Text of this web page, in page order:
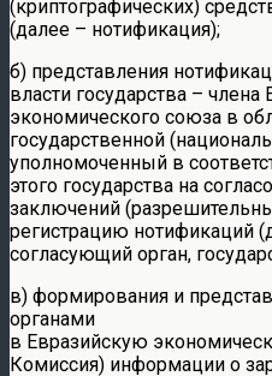
(криптографических)
(далее – нотификация);
б) представления
власти государства – члена
экономического союза в
государственной
уполномоченный в
этого государства на
заключений
регистрацию нотификаций
согласующий орган,
в) формирования и
органами
в Евразийскую
Комиссия) информации о